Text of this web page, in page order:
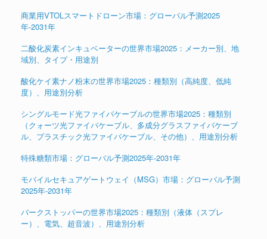
商業用VTOLスマートドローン市場：グローバル予測2025
年-2031年
二酸化炭素インキュベーターの世界市場2025：メーカー別、地
域別、タイプ・用途別
酸化ケイ素ナノ粉末の世界市場2025：種類別（高純度、低純
度）、用途別分析
シングルモード光ファイバケーブルの世界市場2025：種類別
（クォーツ光ファイバケーブル、多成分グラスファイバケーブ
ル、プラスチック光ファイバケーブル、その他）、用途別分析
特殊糖類市場：グローバル予測2025年-2031年
モバイルセキュアゲートウェイ（MSG）市場：グローバル予測
2025年-2031年
バークストッパーの世界市場2025：種類別（液体（スプレ
ー）、電​​気、超音波）、用途別分析